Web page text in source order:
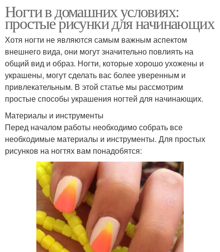
Ногти в домашних условиях:
простые рисунки для начинающих
Хотя ногти не являются самым важным аспектом
внешнего вида, они могут значительно повлиять на
общий вид и образ. Ногти, которые хорошо ухожены и
украшены, могут сделать вас более уверенным и
привлекательным. В этой статье мы рассмотрим
простые способы украшения ногтей для начинающих.
Материалы и инструменты
Перед началом работы необходимо собрать все
необходимые материалы и инструменты. Для простых
рисунков на ногтях вам понадобятся: